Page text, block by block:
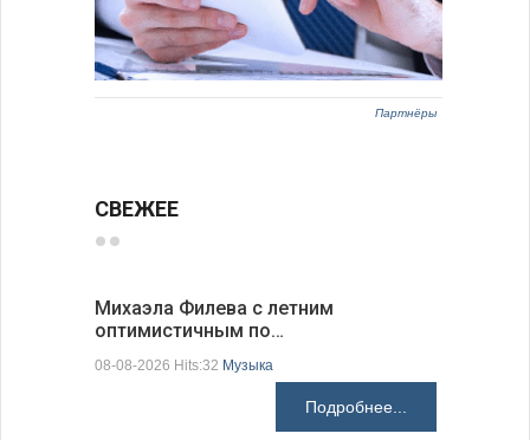
Партнёры
СВЕЖЕЕ
Михаэла Филева с летним
оптимистичным по…
08-08-2026 Hits:32 Музыка
Подробнее...